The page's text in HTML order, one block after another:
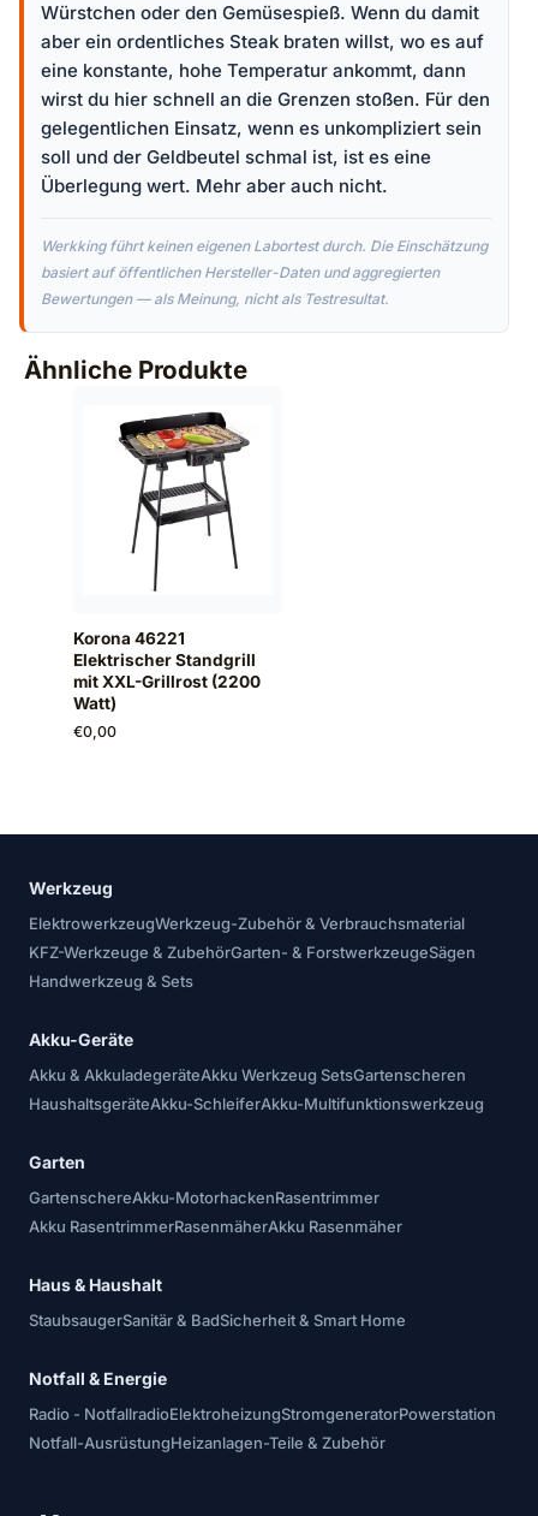
Würstchen oder den Gemüsespieß. Wenn du damit
aber ein ordentliches Steak braten willst, wo es auf
eine konstante, hohe Temperatur ankommt, dann
wirst du hier schnell an die Grenzen stoßen. Für den
gelegentlichen Einsatz, wenn es unkompliziert sein
soll und der Geldbeutel schmal ist, ist es eine
Überlegung wert. Mehr aber auch nicht.
Werkking führt keinen eigenen Labortest durch. Die Einschätzung
basiert auf öffentlichen Hersteller-Daten und aggregierten
Bewertungen — als Meinung, nicht als Testresultat.
Ähnliche Produkte
Korona 46221
Elektrischer Standgrill
mit XXL-Grillrost (2200
Watt)
€0,00
Werkzeug
ElektrowerkzeugWerkzeug-Zubehör & Verbrauchsmaterial
KFZ-Werkzeuge & ZubehörGarten- & ForstwerkzeugeSägen
Handwerkzeug & Sets
Akku-Geräte
Akku & AkkuladegeräteAkku Werkzeug SetsGartenscheren
HaushaltsgeräteAkku-SchleiferAkku-Multifunktionswerkzeug
Garten
GartenschereAkku-MotorhackenRasentrimmer
Akku RasentrimmerRasenmäherAkku Rasenmäher
Haus & Haushalt
StaubsaugerSanitär & BadSicherheit & Smart Home
Notfall & Energie
Radio - NotfallradioElektroheizungStromgeneratorPowerstation
Notfall-AusrüstungHeizanlagen-Teile & Zubehör